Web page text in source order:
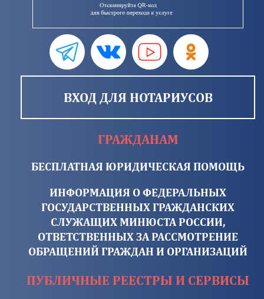
ВХОД ДЛЯ НОТАРИУСОВ
ГРАЖДАНАМ
БЕСПЛАТНАЯ ЮРИДИЧЕСКАЯ ПОМОЩЬ
ИНФОРМАЦИЯ О ФЕДЕРАЛЬНЫХ
ГОСУДАРСТВЕННЫХ ГРАЖДАНСКИХ
СЛУЖАЩИХ МИНЮСТА РОССИИ,
ОТВЕТСТВЕННЫХ ЗА РАССМОТРЕНИЕ
ОБРАЩЕНИЙ ГРАЖДАН И ОРГАНИЗАЦИЙ
ПУБЛИЧНЫЕ РЕЕСТРЫ И СЕРВИСЫ